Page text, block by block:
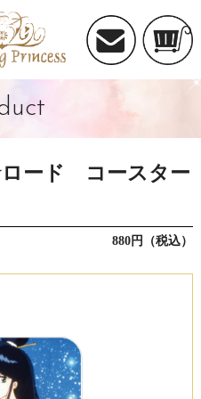
ード コースター
880円（税込）